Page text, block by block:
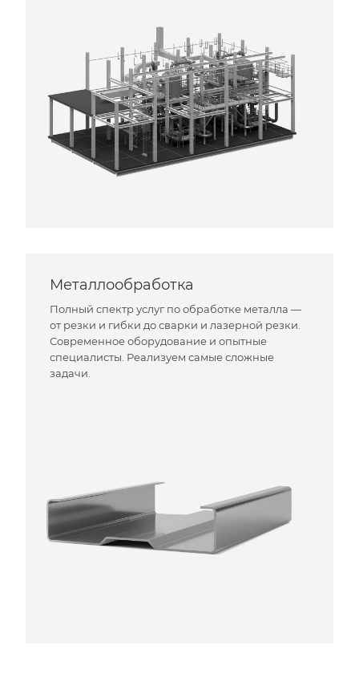
Металлообработка
Полный спектр услуг по обработке металла —
от резки и гибки до сварки и лазерной резки.
Современное оборудование и опытные
специалисты. Реализуем самые сложные
задачи.